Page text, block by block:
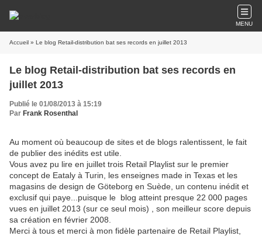
MENU
Accueil » Le blog Retail-distribution bat ses records en juillet 2013
Le blog Retail-distribution bat ses records en
juillet 2013
Publié le 01/08/2013 à 15:19
Par Frank Rosenthal
Au moment où beaucoup de sites et de blogs ralentissent, le fait
de publier des inédits est utile.
Vous avez pu lire en juillet trois Retail Playlist sur le premier
concept de Eataly à Turin, les enseignes made in Texas et les
magasins de design de Göteborg en Suède, un contenu inédit et
exclusif qui paye...puisque le blog atteint presque 22 000 pages
vues en juillet 2013 (sur ce seul mois) , son meilleur score depuis
sa création en février 2008.
Merci à tous et merci à mon fidèle partenaire de Retail Playlist,